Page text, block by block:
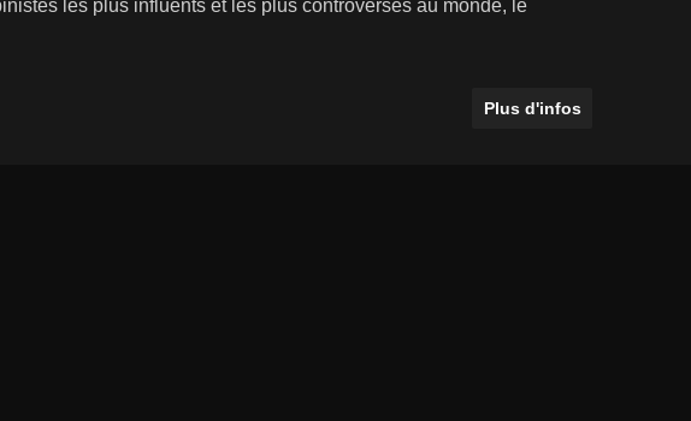
les plus influents et les plus controversés au monde, le
Plus d'infos